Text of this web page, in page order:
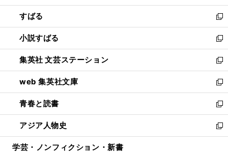
開
く
ウ
で
開
く
ン
ド
ウ
で
開
く
すばる
新
し
い
ウ
ィ
ン
ド
ウ
で
開
く
小説すばる
新
し
い
ウ
ィ
ン
ド
ウ
で
開
集英社 文芸ステーション
新
し
い
ウ
ィ
ン
ド
ウ
web 集英社文庫
新
し
い
ウ
ィ
ン
青春と読書
新
し
い
ウ
アジア人物史
新
し
学芸・ノンフィクション・新書